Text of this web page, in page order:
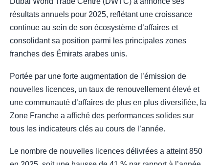
résultats annuels pour 2025, reflétant une croissance
continue au sein de son écosystème d’affaires et
consolidant sa position parmi les principales zones
franches des Émirats arabes unis.
Portée par une forte augmentation de l’émission de
nouvelles licences, un taux de renouvellement élevé et
une communauté d’affaires de plus en plus diversifiée, la
Zone Franche a affiché des performances solides sur
tous les indicateurs clés au cours de l’année.
Le nombre de nouvelles licences délivrées a atteint 850